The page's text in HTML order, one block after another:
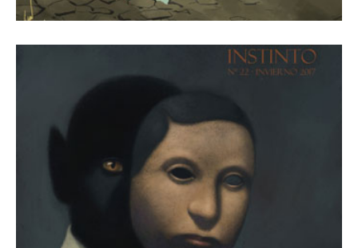
1 febrero, 2017
Revista Número 22